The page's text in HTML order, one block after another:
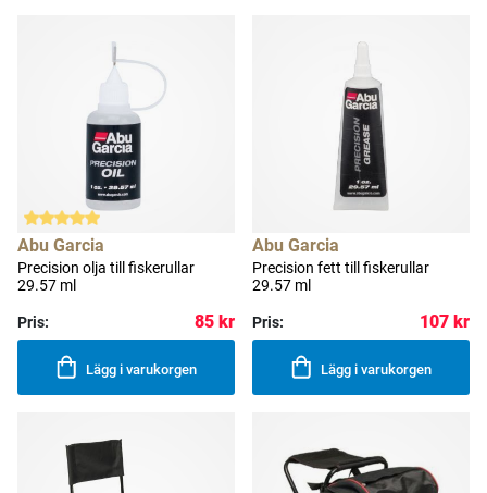
Abu Garcia
Precision olja till fiskerullar
29.57 ml
Pris: 85 kr
Lägg i varukorgen
Abu Garcia
Precision fett till fiskerullar
29.57 ml
Pris: 107 kr
Lägg i varukorgen